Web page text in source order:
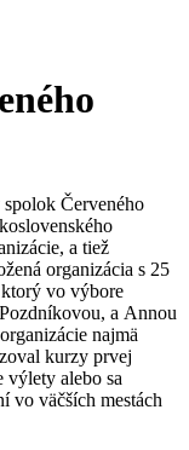
Červeného
a tiež
organizácia s 25
vo výbore
a Annou
najmä
kurzy prvej
výlety alebo sa
vo väčších mestách